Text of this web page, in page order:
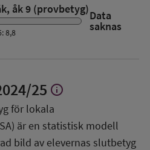
åk 9 (provbetyg)Data
saknas
8,8
25 Visa
om
SALSA-
översikt
info
för lokala
är en statistisk modell
bild av elevernas slutbetyg